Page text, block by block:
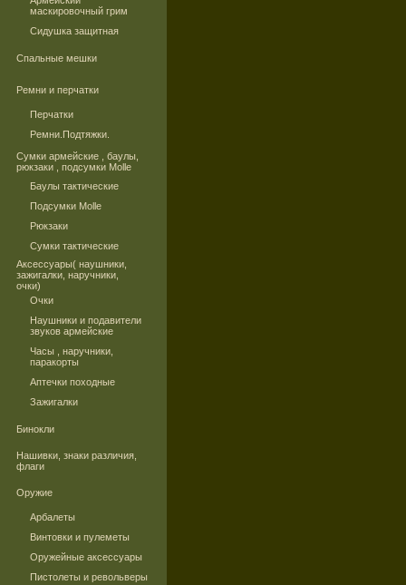
маскировочный грим
Сидушка защитная
Спальные мешки
Ремни и перчатки
Перчатки
Ремни.Подтяжки.
Сумки армейские , баулы,
рюкзаки , подсумки Molle
Баулы тактические
Подсумки Molle
Рюкзаки
Сумки тактические
Аксессуары( наушники,
зажигалки, наручники,
очки)
Очки
Наушники и подавители
звуков армейские
Часы , наручники,
паракорты
Аптечки походные
Зажигалки
Бинокли
Нашивки, знаки различия,
флаги
Оружие
Арбалеты
Винтовки и пулеметы
Оружейные аксессуары
Пистолеты и револьверы